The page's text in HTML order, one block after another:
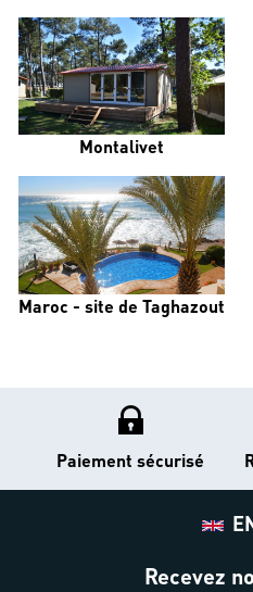
Montalivet
Maroc - site de Taghazout
Paiement sécurisé
Recevez